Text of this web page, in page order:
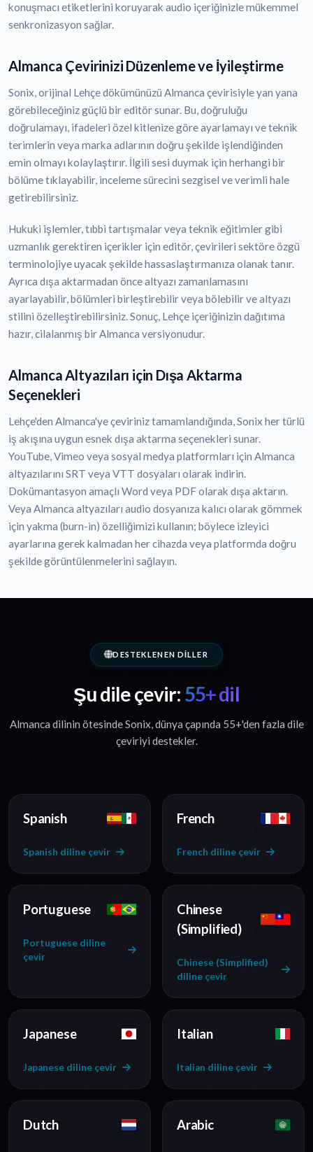
konuşmacı etiketlerini koruyarak audio içeriğinizle mükemmel
senkronizasyon sağlar.
Almanca Çevirinizi Düzenleme ve İyileştirme
Sonix, orijinal Lehçe dökümünüzü Almanca çevirisiyle yan yana
görebileceğiniz güçlü bir editör sunar. Bu, doğruluğu
doğrulamayı, ifadeleri özel kitlenize göre ayarlamayı ve teknik
terimlerin veya marka adlarının doğru şekilde işlendiğinden
emin olmayı kolaylaştırır. İlgili sesi duymak için herhangi bir
bölüme tıklayabilir, inceleme sürecini sezgisel ve verimli hale
getirebilirsiniz.
Hukuki işlemler, tıbbi tartışmalar veya teknik eğitimler gibi
uzmanlık gerektiren içerikler için editör, çevirileri sektöre özgü
terminolojiye uyacak şekilde hassaslaştırmanıza olanak tanır.
Ayrıca dışa aktarmadan önce altyazı zamanlamasını
ayarlayabilir, bölümleri birleştirebilir veya bölebilir ve altyazı
stilini özelleştirebilirsiniz. Sonuç, Lehçe içeriğinizin dağıtıma
hazır, cilalanmış bir Almanca versiyonudur.
Almanca Altyazıları için Dışa Aktarma
Seçenekleri
Lehçe'den Almanca'ye çeviriniz tamamlandığında, Sonix her türlü
iş akışına uygun esnek dışa aktarma seçenekleri sunar.
YouTube, Vimeo veya sosyal medya platformları için Almanca
altyazılarını SRT veya VTT dosyaları olarak indirin.
Dokümantasyon amaçlı Word veya PDF olarak dışa aktarın.
Veya Almanca altyazıları audio dosyanıza kalıcı olarak gömmek
için yakma (burn-in) özelliğimizi kullanın; böylece izleyici
ayarlarına gerek kalmadan her cihazda veya platformda doğru
şekilde görüntülenmelerini sağlayın.
DESTEKLENEN DILLER
Şu dile çevir: 55+ dil
Almanca dilinin ötesinde Sonix, dünya çapında 55+'den fazla dile
çeviriyi destekler.
Spanish
Spanish diline çevir
French
French diline çevir
Portuguese
Portuguese diline
çevir
Chinese
(Simplified)
Chinese (Simplified)
diline çevir
Japanese
Japanese diline çevir
Italian
Italian diline çevir
Dutch Arabic